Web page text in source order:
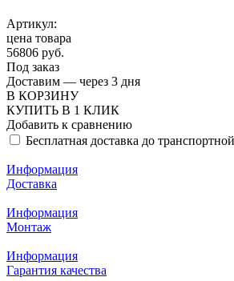
Артикул:
цена товара
56806 руб.
Под заказ
Доставим — через 3 дня
В КОРЗИНУ
КУПИТЬ В 1 КЛИК
Добавить к сравнению
Бесплатная доставка до
Информация
Доставка
Информация
Монтаж
Информация
Гарантия качества